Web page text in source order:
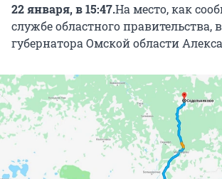
22 января, в 15:47.На место, как
службе областного правительства,
губернатора Омской области